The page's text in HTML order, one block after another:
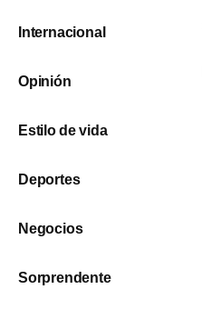
Internacional
Opinión
Estilo de vida
Deportes
Negocios
Sorprendente